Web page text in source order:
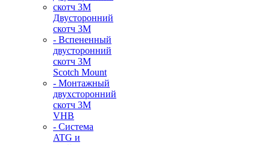
Двусторонний
скотч 3М
- Вспененный
двусторонний
скотч 3M
Scotch Mount
- Монтажный
двухсторонний
скотч 3М
VHB
- Система
ATG и